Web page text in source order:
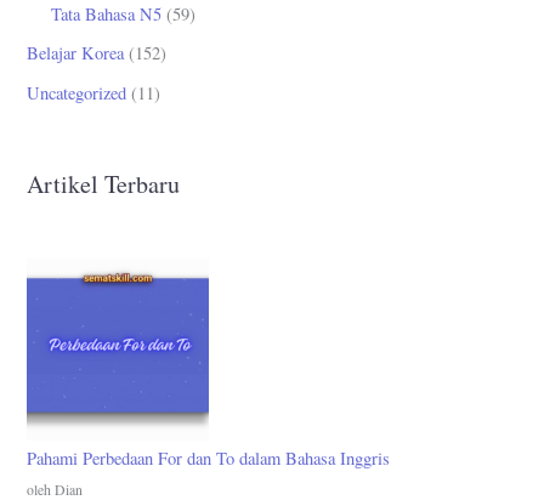
Tata Bahasa N5 (59)
Belajar Korea(152)
Uncategorized (11)
Artikel Terbaru
Pahami Perbedaan For dan To dalam Bahasa Inggris
oleh Dian